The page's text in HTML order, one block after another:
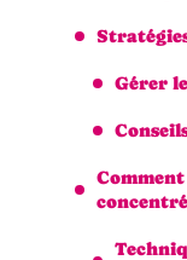
Gérer
concentré